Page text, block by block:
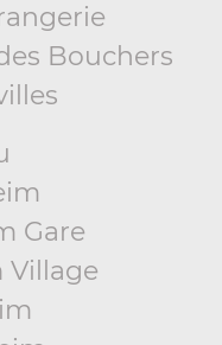
Bouchers
Gare
Village